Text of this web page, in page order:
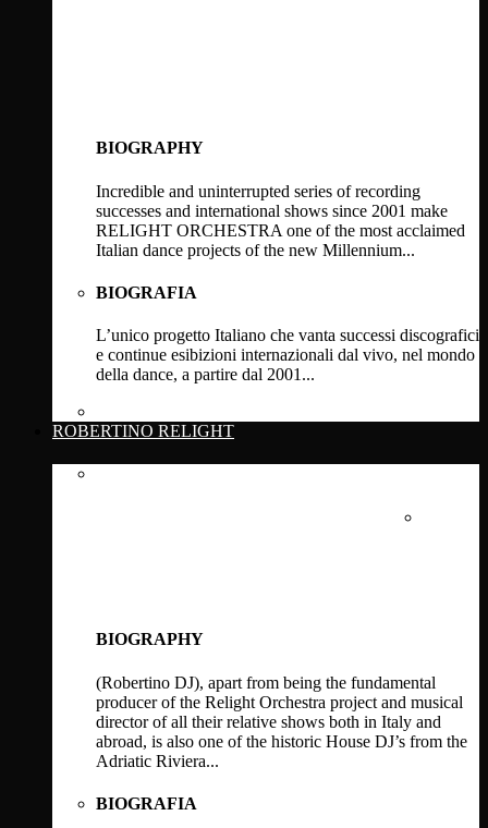
BIOGRAPHY
Incredible and uninterrupted series of recording
successes and international shows since 2001 make
RELIGHT ORCHESTRA one of the most acclaimed
Italian dance projects of the new Millennium...
BIOGRAFIA
L’unico progetto Italiano che vanta successi discografici
e continue esibizioni internazionali dal vivo, nel mondo
della dance, a partire dal 2001...
ROBERTINO RELIGHT
BIOGRAPHY
(Robertino DJ), apart from being the fundamental
producer of the Relight Orchestra project and musical
director of all their relative shows both in Italy and
abroad, is also one of the historic House DJ’s from the
Adriatic Riviera...
BIOGRAFIA